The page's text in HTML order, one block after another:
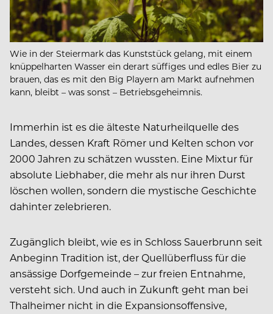
Wie in der Steiermark das Kunststück gelang, mit einem
knüppelharten Wasser ein derart süffiges und edles Bier zu
brauen, das es mit den Big Playern am Markt aufnehmen
kann, bleibt – was sonst – Betriebsgeheimnis.
Immerhin ist es die älteste Naturheilquelle des
Landes, dessen Kraft Römer und Kelten schon vor
2000 Jahren zu schätzen wussten. Eine Mixtur für
absolute Liebhaber, die mehr als nur ihren Durst
löschen wollen, sondern die mystische Geschichte
dahinter zelebrieren.
Zugänglich bleibt, wie es in Schloss Sauerbrunn seit
Anbeginn Tradition ist, der Quellüberfluss für die
ansässige Dorfgemeinde – zur freien Entnahme,
versteht sich. Und auch in Zukunft geht man bei
Thalheimer nicht in die Expansionsoffensive,